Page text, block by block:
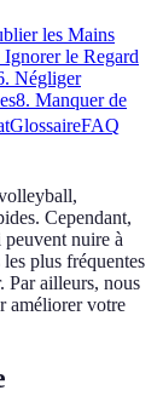
les Mains
Ignorer le Regard
Négliger
8. Manquer de
GlossaireFAQ
Cependant,
peuvent nuire à
plus fréquentes
Par ailleurs, nous
améliorer votre